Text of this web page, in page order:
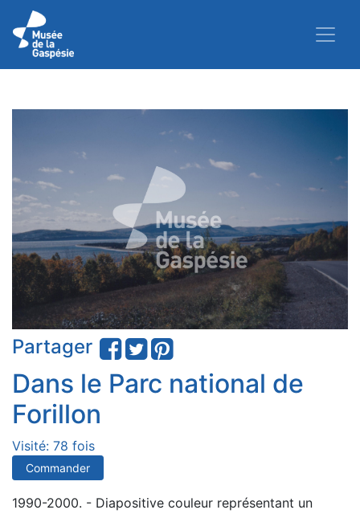
Partager
Dans le Parc national de
Forillon
Visité: 78 fois
Commander
1990-2000. - Diapositive couleur représentant un